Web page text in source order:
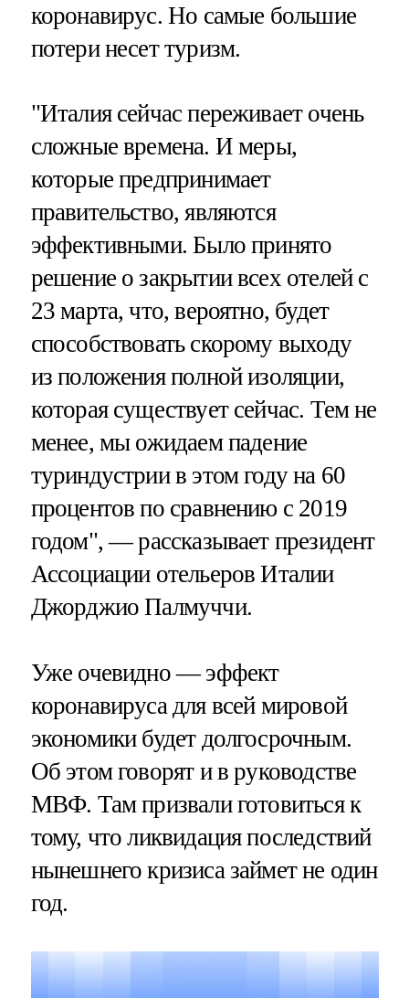
коронавирус. Но самые большие
потери несет туризм.
"Италия сейчас переживает очень
сложные времена. И меры,
которые предпринимает
правительство, являются
эффективными. Было принято
решение о закрытии всех отелей с
23 марта, что, вероятно, будет
способствовать скорому выходу
из положения полной изоляции,
которая существует сейчас. Тем не
менее, мы ожидаем падение
туриндустрии в этом году на 60
процентов по сравнению с 2019
годом", — рассказывает президент
Ассоциации отельеров Италии
Джорджио Палмуччи.
Уже очевидно — эффект
коронавируса для всей мировой
экономики будет долгосрочным.
Об этом говорят и в руководстве
МВФ. Там призвали готовиться к
тому, что ликвидация последствий
нынешнего кризиса займет не один
год.